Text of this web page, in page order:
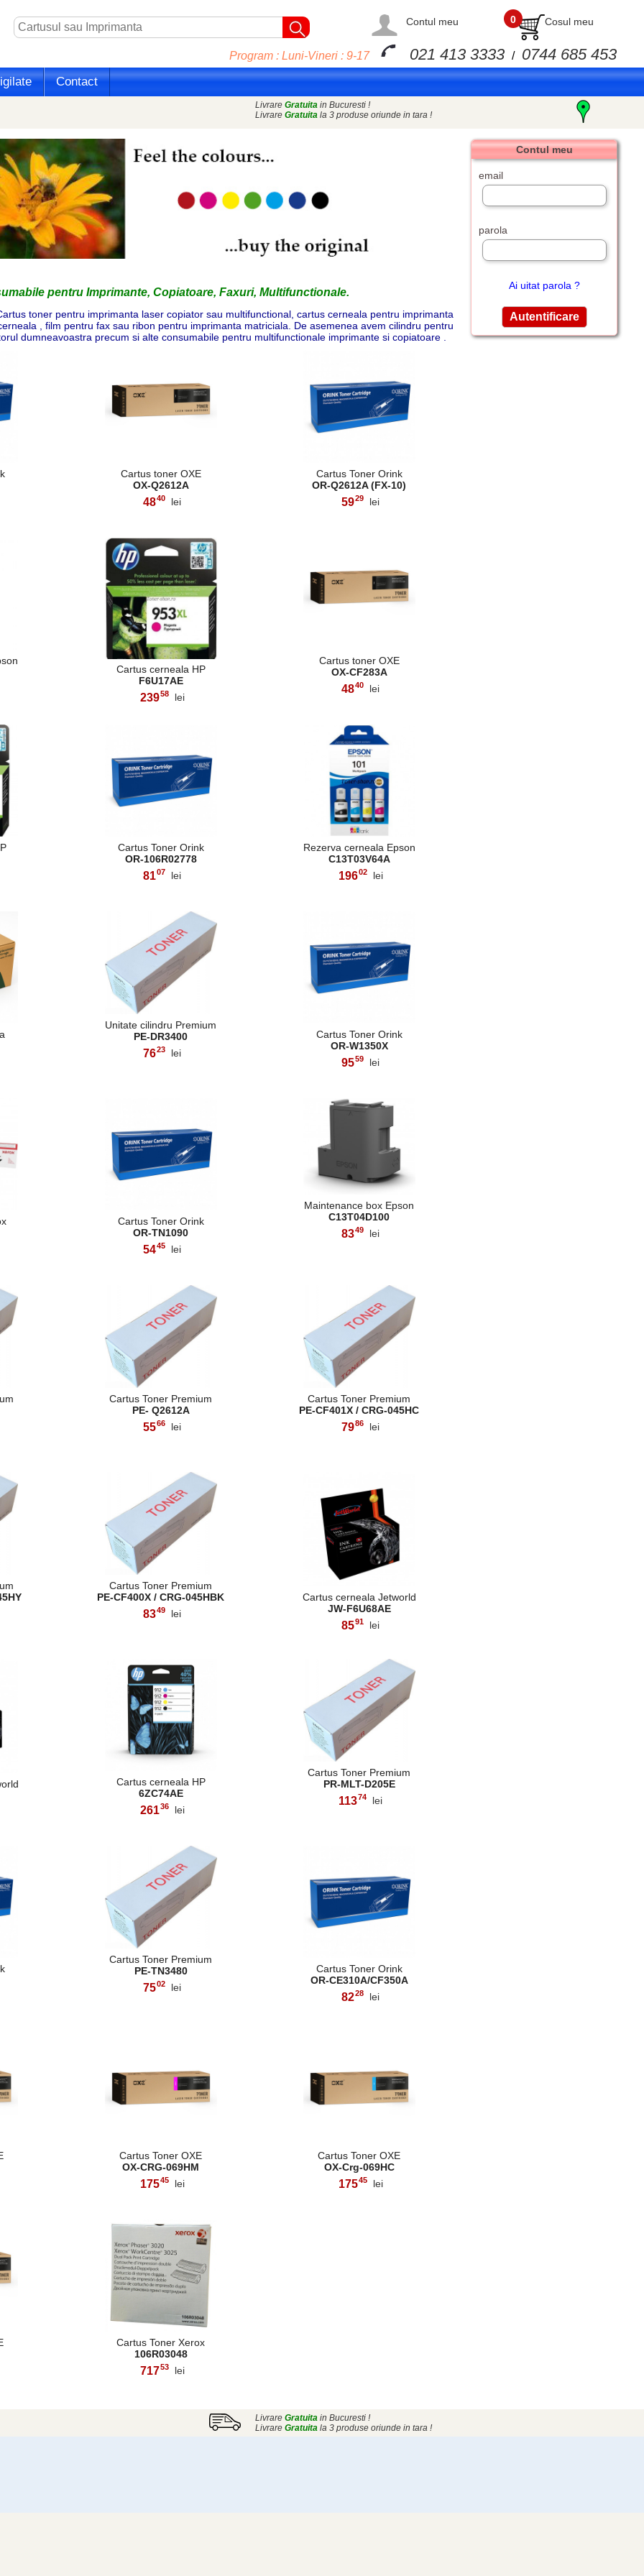
Contul meu 0 Cosul meu
Program : Luni-Vineri : 9-17 021 413 3333 / 0744 685 453
Contact
Livrare Gratuita in Bucuresti !
Livrare Gratuita la 3 produse oriunde in tara !
pentru Imprimante, Copiatoare, Faxuri, Multifunctionale.
toner pentru imprimanta laser copiator sau multifunctional, cartus cerneala pentru imprimanta
, film pentru fax sau ribon pentru imprimanta matriciala. De asemenea avem cilindru pentru
dumneavoastra precum si alte consumabile pentru multifunctionale imprimante si copiatoare .
Cartus toner OXE
OX-Q2612A
48,40 lei
Cartus Toner Orink
OR-Q2612A (FX-10)
59,29 lei
Cartus cerneala HP
F6U17AE
239,58 lei
Cartus toner OXE
OX-CF283A
48,40 lei
Cartus Toner Orink
OR-106R02778
81,07 lei
Rezerva cerneala Epson
C13T03V64A
19602 lei
Unitate cilindru Premium
PE-DR3400
76,23 lei
Cartus Toner Orink
OR-W1350X
95,59 lei
Cartus Toner Orink
OR-TN1090
54,45 lei
Maintenance box Epson
C13T04D100
83,49 lei
Cartus Toner Premium
PE- Q2612A
55,66 lei
Cartus Toner Premium
PE-CF401X / CRG-045HC
79,86 lei
Cartus Toner Premium
PE-CF400X / CRG-045HBK
83,49 lei
Cartus cerneala Jetworld
JW-F6U68AE
85,91 lei
Cartus cerneala HP
6ZC74AE
26136 lei
Cartus Toner Premium
PR-MLT-D205E
11374 lei
Cartus Toner Premium
PE-TN3480
75,02 lei
Cartus Toner Orink
OR-CE310A/CF350A
82,28 lei
Cartus Toner OXE
OX-CRG-069HM
17545 lei
Cartus Toner OXE
OX-Crg-069HC
17545 lei
Cartus Toner Xerox
106R03048
717,53 lei
Contul meu
email
parola
Ai uitat parola ?
Livrare Gratuita in Bucuresti !
Livrare Gratuita la 3 produse oriunde in tara !